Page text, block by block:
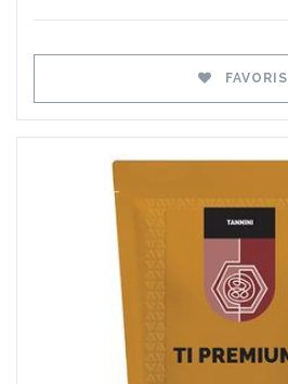
FAVORIS